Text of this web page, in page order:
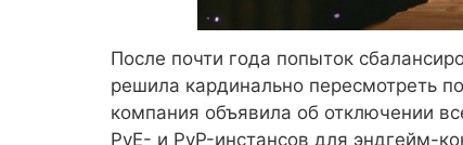
После почти года попыток
решила кардинально пересмотреть
компания объявила об отключении
PvE- и PvP-инстансов для эндгейм-